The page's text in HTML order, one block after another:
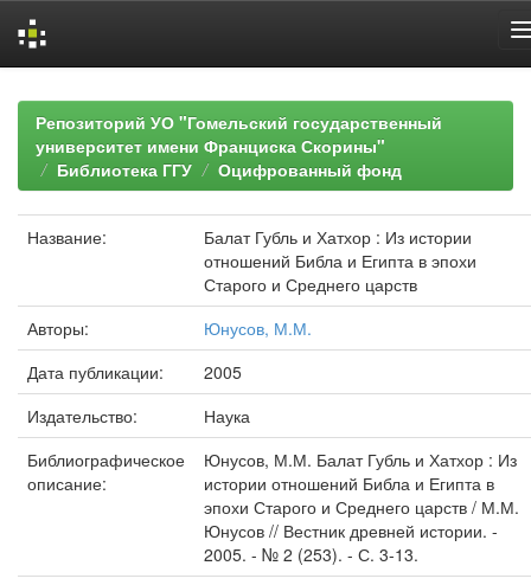
navigationРепозиторий УО "Гомельский государственный
университет имени Франциска Скорины"
Библиотека ГГУ
Оцифрованный фонд
Название:
Балат Губль и Хатхор : Из истории
отношений Библа и Египта в эпохи
Старого и Среднего царств
Авторы:
Юнусов, М.М.
Дата публикации:
2005
Издательство:
Наука
Библиографическое
описание:
Юнусов, М.М. Балат Губль и Хатхор : Из
истории отношений Библа и Египта в
эпохи Старого и Среднего царств / М.М.
Юнусов // Вестник древней истории. -
2005. - № 2 (253). - С. 3-13.